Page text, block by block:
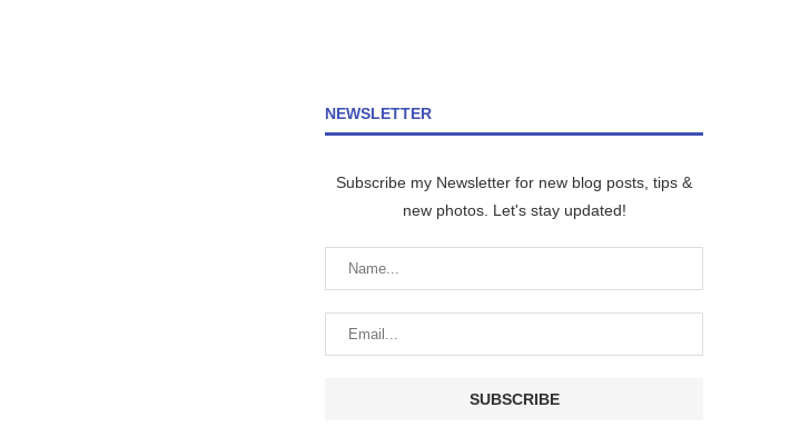
NEWSLETTER
Subscribe my Newsletter for new blog posts, tips &
new photos. Let's stay updated!